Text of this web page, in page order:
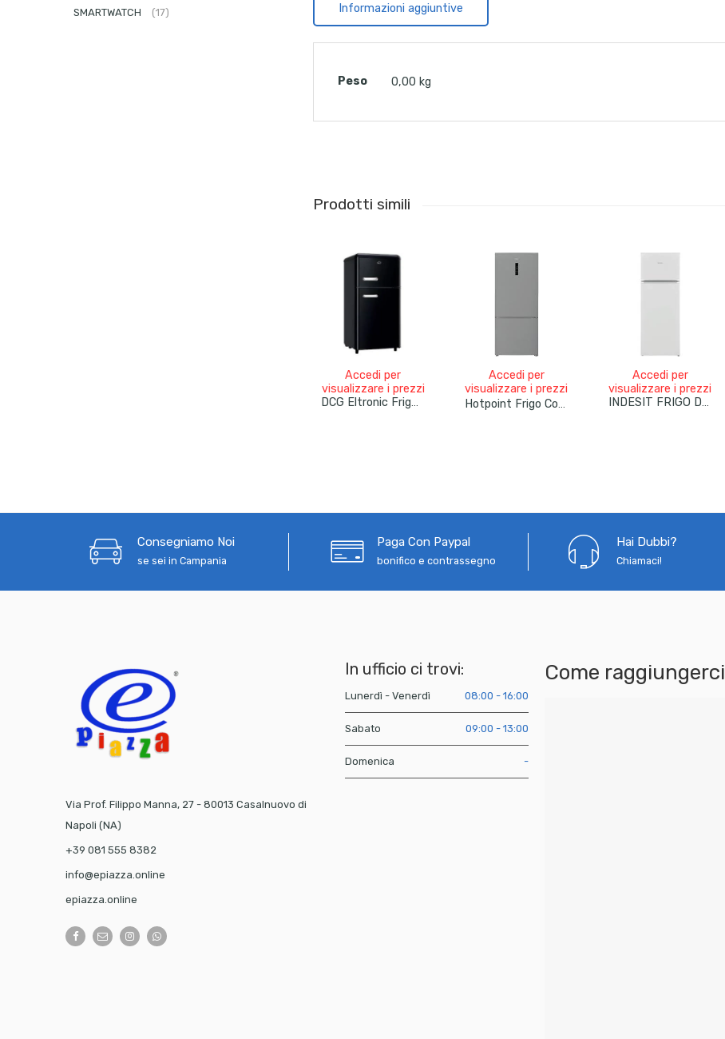
Informazioni aggiuntive
Peso 0,00 kg
Prodotti simili
Accedi per
visualizzare i prezzi
Accedi per
visualizzare i prezzi
Accedi per
visualizzare i prezzi
SMARTWATCH (17)
Consegniamo Noi
se sei in Campania
Paga Con Paypal
bonifico e contrassegno
Hai Dubbi?
Chiamaci!
Via Prof. Filippo Manna, 27 - 80013 Casalnuovo di
Napoli (NA)
+39 081 555 8382
info@epiazza.online
epiazza.online
In ufficio ci trovi:
Lunerdì - Venerdì 08:00 - 16:00
Sabato 09:00 - 13:00
Domenica -
Come raggiungerci